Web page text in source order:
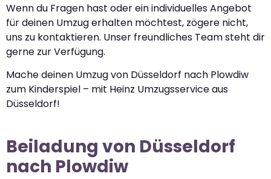
Wenn du Fragen hast oder ein individuelles Angebot
für deinen Umzug erhalten möchtest, zögere nicht,
uns zu kontaktieren. Unser freundliches Team steht dir
gerne zur Verfügung.
Mache deinen Umzug von Düsseldorf nach Plowdiw
zum Kinderspiel – mit Heinz Umzugsservice aus
Düsseldorf!
Beiladung von Düsseldorf
nach Plowdiw